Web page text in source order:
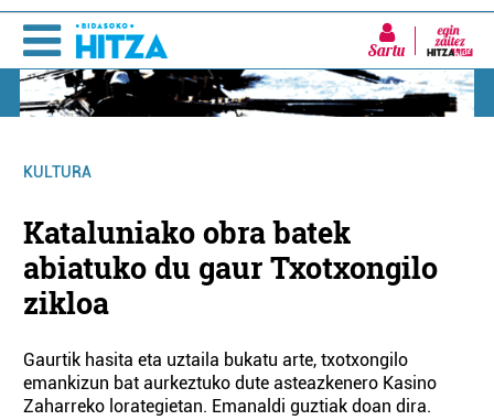
Sartu
KULTURA
Kataluniako obra batek
abiatuko du gaur Txotxongilo
zikloa
Gaurtik hasita eta uztaila bukatu arte, txotxongilo
emankizun bat aurkeztuko dute asteazkenero Kasino
Zaharreko lorategietan. Emanaldi guztiak doan dira.